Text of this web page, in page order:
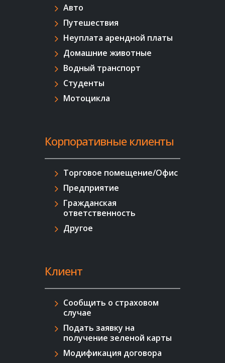
Авто
Путешествия
Неуплата арендной платы
Домашние животные
Водный транспорт
Студенты
Mотоцикла
Корпоративные клиенты
Торговое помещение/Офис
Предприятие
Гражданская
ответственность
Другое
Клиент
Сообщить о страховом
случае
Подать заявку на
получение зеленой карты
Модификация договора